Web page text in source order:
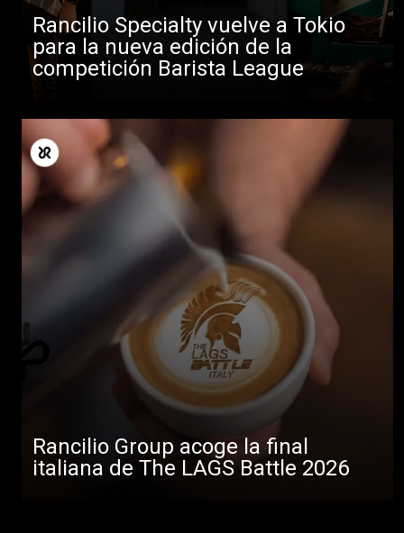
Rancilio Specialty vuelve a Tokio
para la nueva edición de la
competición Barista League
Rancilio Group acoge la final
italiana de The LAGS Battle 2026